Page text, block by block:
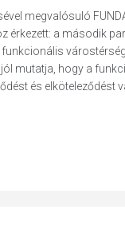
megvalósuló
érkezett: a második
mutatja, hogy a
és elköteleződést